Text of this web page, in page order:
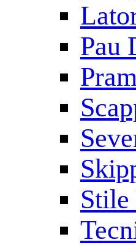
Pau
Stile